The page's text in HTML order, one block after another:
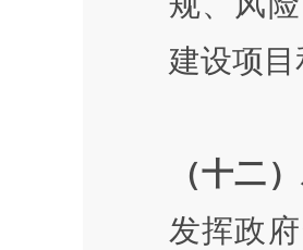
建设项
（十二
发挥政